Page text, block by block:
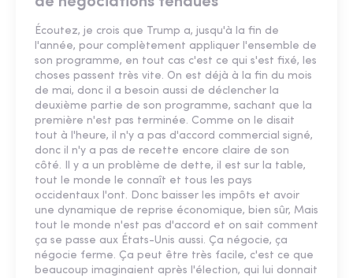
Écoutez, je crois que Trump a, jusqu'à la fin de
l'année, pour complètement appliquer l'ensemble de
son programme, en tout cas c'est ce qui s'est fixé, les
choses passent très vite. On est déjà à la fin du mois
de mai, donc il a besoin aussi de déclencher la
deuxième partie de son programme, sachant que la
première n'est pas terminée. Comme on le disait
tout à l'heure, il n'y a pas d'accord commercial signé,
donc il n'y a pas de recette encore claire de son
côté. Il y a un problème de dette, il est sur la table,
tout le monde le connaît et tous les pays
occidentaux l'ont. Donc baisser les impôts et avoir
une dynamique de reprise économique, bien sûr, Mais
tout le monde n'est pas d'accord et on sait comment
ça se passe aux États-Unis aussi. Ça négocie, ça
négocie ferme. Ça peut être très facile, c'est ce que
beaucoup imaginaient après l'élection, qui lui donnait